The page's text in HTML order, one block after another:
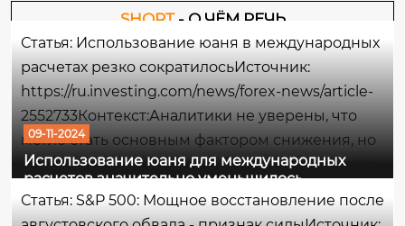
SHORT- О ЧЁМ РЕЧЬ
Статья: Использование юаня в международных
расчетах резко сократилосьИсточник:
https://ru.investing.com/news/forex-news/article-
2552733Контекст:Аналитики не уверены, что
могло стать основным фактором снижения, но
некоторые отмечают ослабление давления на
первом полугодии. Юань укрепился третий
09-11-2024
Использование юаня для международных
расчетов значительно уменьшилось
Статья: S&P 500: Мощное восстановление после